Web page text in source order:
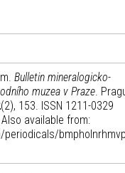
Bulletin mineralogicko-
muzea v Praze.
(2), 153. ISSN 1211-0329
available from: